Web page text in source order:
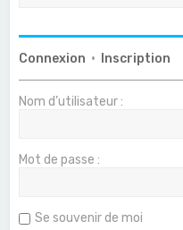
Connexion • Inscription
Nom d’utilisateur :
Mot de passe :
Se souvenir de moi